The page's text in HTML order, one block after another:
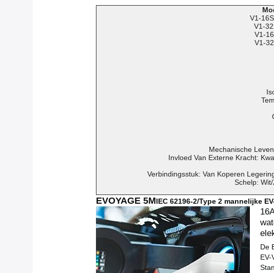
V1-
V1-
V1-
V1-
Mechanische
Invloed Van Externe Kracht:
Verbindingsstuk: Van Koperen
Schelp:
EVOYAGE 5MIEC 62196-2/Type 2 mannelijke
De